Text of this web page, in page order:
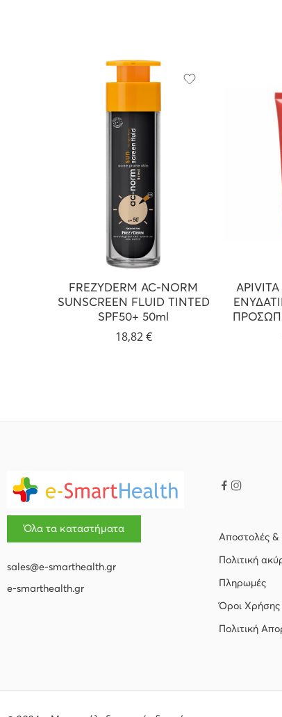
FREZYDERM AC-NORM
SUNSCREEN FLUID TINTED
SPF50+ 50ml
18,82€
APIVITA
Όλα τα καταστήματα
sales@e-smarthealth.gr
e-smarthealth.gr
Αποστολές &
Πολιτική
Πληρωμές
Όροι Χρήσης
Πολιτική